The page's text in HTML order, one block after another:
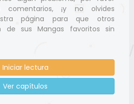
comentarios, ¡y no olvides
página para que otros
de sus Mangas favoritos sin
Iniciar lectura
Ver capítulos